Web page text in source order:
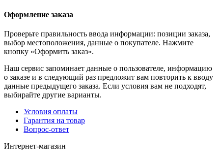
Оформление заказа
Проверьте правильность ввода информации: позиции заказа,
выбор местоположения, данные о покупателе. Нажмите
кнопку «Оформить заказ».
Наш сервис запоминает данные о пользователе, информацию
о заказе и в следующий раз предложит вам повторить к вводу
данные предыдущего заказа. Если условия вам не подходят,
выбирайте другие варианты.
Условия оплаты
Гарантия на товар
Вопрос-ответ
Интернет-магазин